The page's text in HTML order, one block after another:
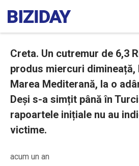
Creta. Un cutremur de 6,3
produs miercuri dimineață,
Marea Mediterană, la o
Deși s-a simțit până în
rapoartele inițiale nu au
victime.
acum un an